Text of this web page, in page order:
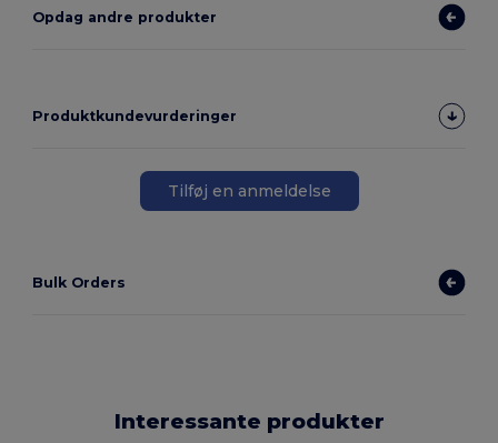
Opdag andre produkter
Produktkundevurderinger
Tilføj en anmeldelse
Bulk Orders
Interessante produkter